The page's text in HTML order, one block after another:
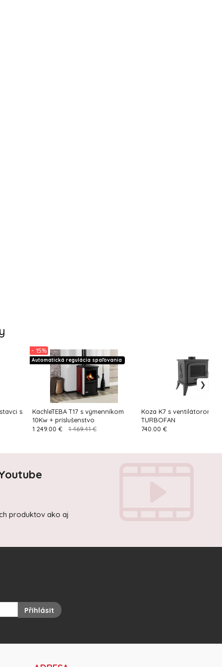
s
KachleTEBA T17 s výmenníkom
10Kw + príslušenstvo
Automatická regulácia spaľovania
- 15%
1 249.00 € 1 469.41 €
Koza K7 s ventilátorom
TURBOFAN
740.00 €
produktov ako aj
Přihlásit